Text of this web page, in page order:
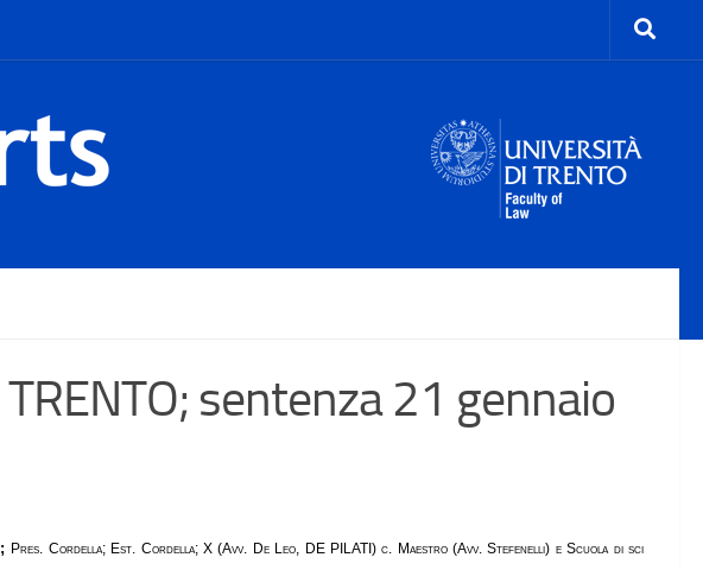
TRENTO; sentenza 21 gennaio
Pres. Cordella; Est. Cordella; X (Avv. De Leo, DE PILATI) c. Maestro (Avv. Stefenelli) e Scuola di sci